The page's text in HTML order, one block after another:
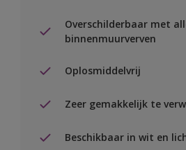
Overschilderbaar met
binnenmuurverven
Oplosmiddelvrij
Zeer gemakkelijk te
Beschikbaar in wit en